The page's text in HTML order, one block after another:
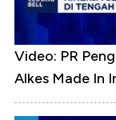
Video: PR
Alkes Made In